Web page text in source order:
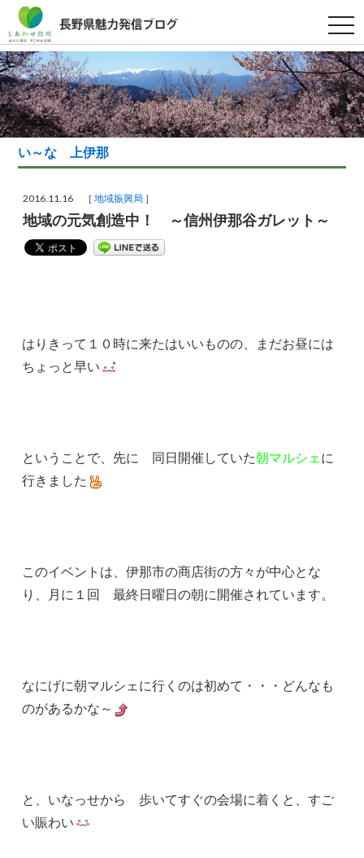
t
o
g
g
l
e
n
a
v
i
t
い～な 上伊那
2016.11.16 ［地域振興局 ］
地域の元気創造中！ ～信州伊那谷ガレット～
はりきって１０時に来たはいいものの、まだお昼には
ちょっと早い
ということで、先に 同日開催していた朝マルシェ に
行きました
このイベントは、伊那市の商店街の方々が中心とな
り、月に１回 最終日曜日の朝に開催されています。
なにげに朝マルシェに行くのは初めて・・・どんなも
のがあるかな～
と、いなっせから 歩いてすぐの会場に着くと、すご
い賑わい